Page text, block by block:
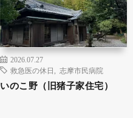
2026.07.27
救急医の休日
志摩市民病院
いのこ野（旧猪子家住宅）